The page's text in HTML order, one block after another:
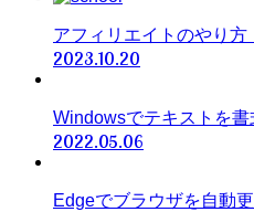
アフィリエイトのやり方
2023.10.20
Windowsでテキストを
2022.05.06
Edgeでブラウザを自動